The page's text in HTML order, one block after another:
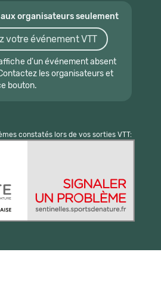
organisateurs seulement
votre événement VTT
d'un événement absent
les organisateurs et
bouton.
constatés lors de vos sorties VTT: